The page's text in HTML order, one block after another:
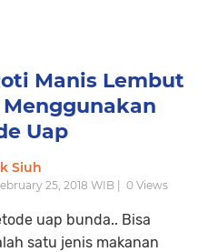
Manis Lembut
Uap
Siuh
25, 2018 WIB | 0Views
uap bunda.. Bisa
satu jenis makanan